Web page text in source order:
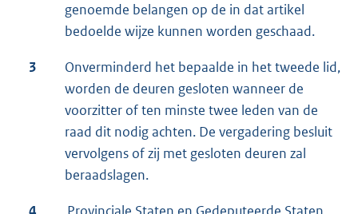
genoemde belangen op de in dat artikel
bedoelde wijze kunnen worden geschaad.
3
Onverminderd het bepaalde in het tweede lid,
worden de deuren gesloten wanneer de
voorzitter of ten minste twee leden van de
raad dit nodig achten. De vergadering besluit
vervolgens of zij met gesloten deuren zal
beraadslagen.